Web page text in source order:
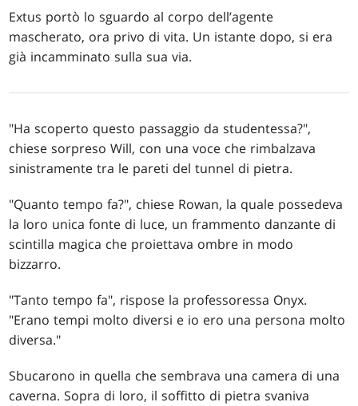
Extus portò lo sguardo al corpo dell’agente
mascherato, ora privo di vita. Un istante dopo, si era
già incamminato sulla sua via.
"Ha scoperto questo passaggio da studentessa?",
chiese sorpreso Will, con una voce che rimbalzava
sinistramente tra le pareti del tunnel di pietra.
"Quanto tempo fa?", chiese Rowan, la quale possedeva
la loro unica fonte di luce, un frammento danzante di
scintilla magica che proiettava ombre in modo
bizzarro.
"Tanto tempo fa", rispose la professoressa Onyx.
"Erano tempi molto diversi e io ero una persona molto
diversa."
Sbucarono in quella che sembrava una camera di una
caverna. Sopra di loro, il soffitto di pietra svaniva